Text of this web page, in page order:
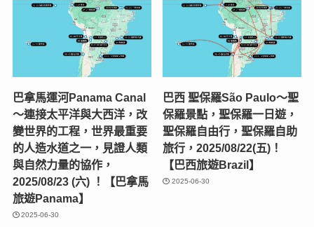
巴拿馬運河Panama Canal
～連接太平洋與大西洋，改
變世界的工程，世界最重要
的人造水道之一，見證人類
與自然力量的協作，
2025/08/23 (六) ！【巴拿馬
旅遊Panama】
2025-06-30
巴西 聖保羅São Paulo～聖
保羅景點，聖保羅一日遊，
聖保羅自由行，聖保羅自助
旅行，2025/08/22(五)！
【巴西旅遊Brazil】
2025-06-30